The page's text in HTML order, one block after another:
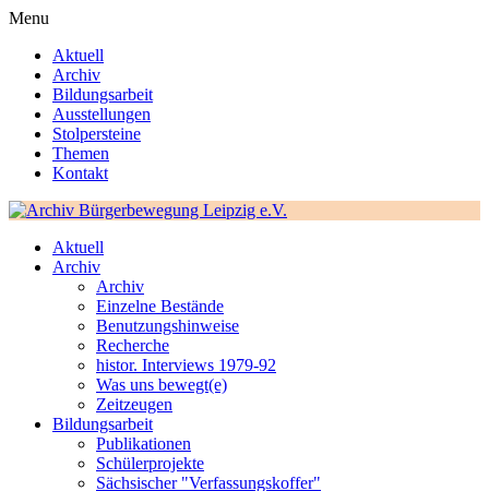
Menu
Aktuell
Archiv
Bildungsarbeit
Ausstellungen
Stolpersteine
Themen
Kontakt
Aktuell
Archiv
Archiv
Einzelne Bestände
Benutzungshinweise
Recherche
histor. Interviews 1979-92
Was uns bewegt(e)
Zeitzeugen
Bildungsarbeit
Publikationen
Schülerprojekte
Sächsischer "Verfassungskoffer"